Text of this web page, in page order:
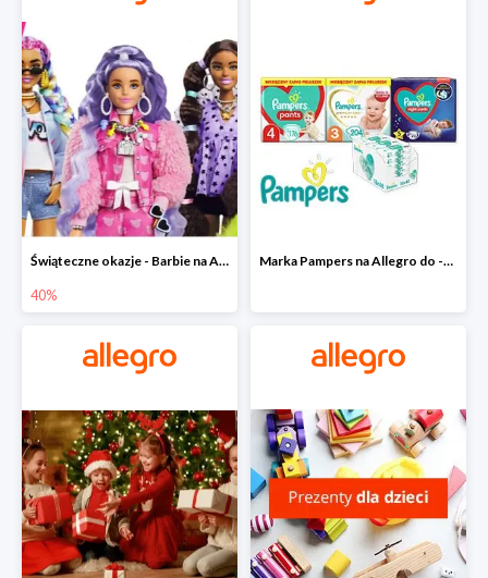
Świąteczne okazje - Barbie na Allegro do -40%
40%
Marka Pampers na Allegro do -35%